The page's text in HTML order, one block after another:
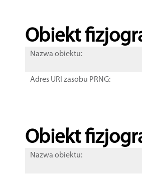
Obiekt
Nazwa obiektu:
Adres URI zasobu PRNG:
Obiekt
Nazwa obiektu: